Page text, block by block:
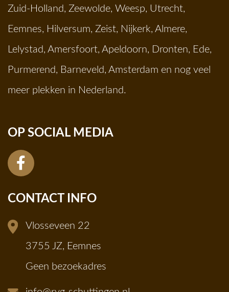
Zuid-Holland, Zeewolde, Weesp, Utrecht,
Eemnes, Hilversum, Zeist, Nijkerk, Almere,
Lelystad, Amersfoort, Apeldoorn, Dronten, Ede,
Purmerend, Barneveld, Amsterdam en nog veel
meer plekken in Nederland.
OP SOCIAL MEDIA
CONTACT INFO
Vlosseveen 22
3755 JZ, Eemnes
Geen bezoekadres